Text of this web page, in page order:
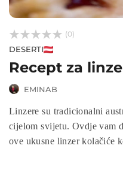


 (0)
DESERTI
Recept za
EMINAB
Linzere su tradicionalni
cijelom svijetu. Ovdje vam
ove ukusne linzer kolačiće